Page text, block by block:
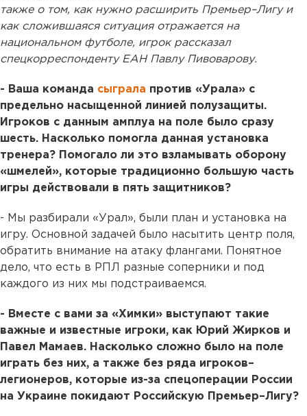
также о том, как нужно расширить Премьер–Лигу и
как сложившаяся ситуация отражается на
национальном футболе, игрок рассказал
спецкорреспонденту ЕАН Павлу Пивоварову.
- Ваша команда сыграла против «Урала» с
предельно насыщенной линией полузащиты.
Игроков с данным амплуа на поле было сразу
шесть. Насколько помогла данная установка
тренера? Помогало ли это взламывать оборону
«шмелей», которые традиционно большую часть
игры действовали в пять защитников?
- Мы разбирали «Урал», были план и установка на
игру. Основной задачей было насытить центр поля,
обратить внимание на атаку флангами. Понятное
дело, что есть в РПЛ разные соперники и под
каждого из них мы подстраиваемся.
- Вместе с вами за «Химки» выступают такие
важные и известные игроки, как Юрий Жирков и
Павел Мамаев. Насколько сложно было на поле
играть без них, а также без ряда игроков–
легионеров, которые из-за спецоперации России
на Украине покидают Российскую Премьер–Лигу?